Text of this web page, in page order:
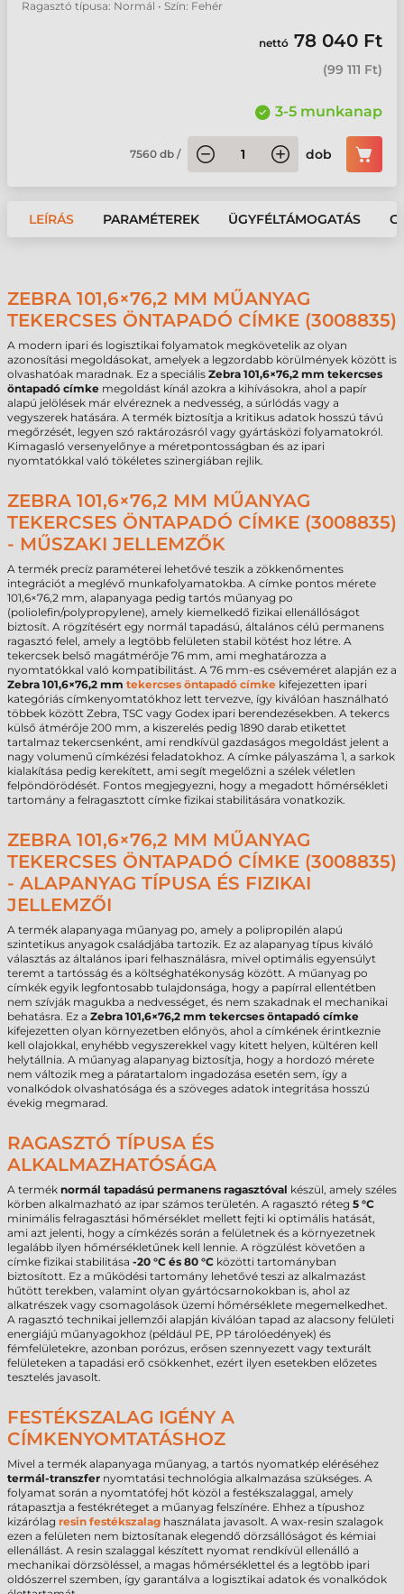
Ragasztó típusa: Normál • Szín: Fehér
nettó 78 040 Ft
(99 111 Ft)
3-5 munkanap
7560 db / dob
LEÍRÁS PARAMÉTEREK ÜGYFÉLTÁMOGATÁS
ZEBRA 101,6×76,2 MM MŰANYAG
TEKERCSES ÖNTAPADÓ CÍMKE (3008835)
A modern ipari és logisztikai folyamatok megkövetelik az olyan
azonosítási megoldásokat, amelyek a legzordabb körülmények között is
olvashatóak maradnak. Ez a speciális Zebra 101,6×76,2 mm tekercses
öntapadó címke megoldást kínál azokra a kihívásokra, ahol a papír
alapú jelölések már elvéreznek a nedvesség, a súrlódás vagy a
vegyszerek hatására. A termék biztosítja a kritikus adatok hosszú távú
megőrzését, legyen szó raktározásról vagy gyártásközi folyamatokról.
Kimagasló versenyelőnye a méretpontosságban és az ipari
nyomtatókkal való tökéletes szinergiában rejlik.
ZEBRA 101,6×76,2 MM MŰANYAG
TEKERCSES ÖNTAPADÓ CÍMKE (3008835)
- MŰSZAKI JELLEMZŐK
A termék precíz paraméterei lehetővé teszik a zökkenőmentes
integrációt a meglévő munkafolyamatokba. A címke pontos mérete
101,6×76,2 mm, alapanyaga pedig tartós műanyag po
(poliolefin/polypropylene), amely kiemelkedő fizikai ellenállóságot
biztosít. A rögzítésért egy normál tapadású, általános célú permanens
ragasztó felel, amely a legtöbb felületen stabil kötést hoz létre. A
tekercsek belső magátmérője 76 mm, ami meghatározza a
nyomtatókkal való kompatibilitást. A 76 mm-es cséveméret alapján ez a
Zebra 101,6×76,2 mm tekercses öntapadó címke kifejezetten ipari
kategóriás címkenyomtatókhoz lett tervezve, így kiválóan használható
többek között Zebra, TSC vagy Godex ipari berendezésekben. A tekercs
külső átmérője 200 mm, a kiszerelés pedig 1890 darab etikettet
tartalmaz tekercsenként, ami rendkívül gazdaságos megoldást jelent a
nagy volumenű címkézési feladatokhoz. A címke pályaszáma 1, a sarkok
kialakítása pedig kerekített, ami segít megelőzni a szélek véletlen
felpöndörödését. Fontos megjegyezni, hogy a megadott hőmérsékleti
tartomány a felragasztott címke fizikai stabilitására vonatkozik.
ZEBRA 101,6×76,2 MM MŰANYAG
TEKERCSES ÖNTAPADÓ CÍMKE (3008835)
- ALAPANYAG TÍPUSA ÉS FIZIKAI
JELLEMZŐI
A termék alapanyaga műanyag po, amely a polipropilén alapú
szintetikus anyagok családjába tartozik. Ez az alapanyag típus kiváló
választás az általános ipari felhasználásra, mivel optimális egyensúlyt
teremt a tartósság és a költséghatékonyság között. A műanyag po
címkék egyik legfontosabb tulajdonsága, hogy a papírral ellentétben
nem szívják magukba a nedvességet, és nem szakadnak el mechanikai
behatásra. Ez a Zebra 101,6×76,2 mm tekercses öntapadó címke
kifejezetten olyan környezetben előnyös, ahol a címkének érintkeznie
kell olajokkal, enyhébb vegyszerekkel vagy kitett helyen, kültéren kell
helytállnia. A műanyag alapanyag biztosítja, hogy a hordozó mérete
nem változik meg a páratartalom ingadozása esetén sem, így a
vonalkódok olvashatósága és a szöveges adatok integritása hosszú
évekig megmarad.
RAGASZTÓ TÍPUSA ÉS
ALKALMAZHATÓSÁGA
A termék normál tapadású permanens ragasztóval készül, amely széles
körben alkalmazható az ipar számos területén. A ragasztó réteg 5 °C
minimális felragasztási hőmérséklet mellett fejti ki optimális hatását,
ami azt jelenti, hogy a címkézés során a felületnek és a környezetnek
legalább ilyen hőmérsékletűnek kell lennie. A rögzülést követően a
címke fizikai stabilitása -20 °C és 80 °C közötti tartományban
biztosított. Ez a működési tartomány lehetővé teszi az alkalmazást
hűtött terekben, valamint olyan gyártócsarnokokban is, ahol az
alkatrészek vagy csomagolások üzemi hőmérséklete megemelkedhet.
A ragasztó technikai jellemzői alapján kiválóan tapad az alacsony felületi
energiájú műanyagokhoz (például PE, PP tárolóedények) és
fémfelületekre, azonban porózus, erősen szennyezett vagy texturált
felületeken a tapadási erő csökkenhet, ezért ilyen esetekben előzetes
tesztelés javasolt.
FESTÉKSZALAG IGÉNY A
CÍMKENYOMTATÁSHOZ
Mivel a termék alapanyaga műanyag, a tartós nyomatkép eléréséhez
termál-transzfer nyomtatási technológia alkalmazása szükséges. A
folyamat során a nyomtatófej hőt közöl a festékszalaggal, amely
rátapasztja a festékréteget a műanyag felszínére. Ehhez a típushoz
kizárólag resin festékszalag használata javasolt. A wax-resin szalagok
ezen a felületen nem biztosítanak elegendő dörzsállóságot és kémiai
ellenállást. A resin szalaggal készített nyomat rendkívül ellenálló a
mechanikai dörzsöléssel, a magas hőmérséklettel és a legtöbb ipari
oldószerrel szemben, így garantálva a logisztikai adatok és vonalkódok